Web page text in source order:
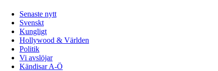
Senaste nytt
Svenskt
Kungligt
Hollywood & Världen
Politik
Vi avslöjar
Kändisar A-Ö